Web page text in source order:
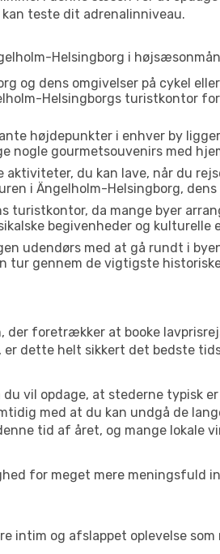
teste dit adrenalinniveau.
Helsingborg i
og dens omgivelser på cykel
Helsingborgs turistkontor
højdepunkter i enhver by
nogle gourmetsouvenirs med
aktiviteter, du kan lave, når du
i Ängelholm-Helsingborg,
turistkontor, da mange byer
begivenheder og
udendørs med at gå rundt i
tur gennem de vigtigste
foretrækker at booke
dette helt sikkert det bedste
vil opdage, at stederne typisk
med at du kan undgå de
tid af året, og mange lokale
for meget mere meningsfuld
intim og afslappet oplevelse